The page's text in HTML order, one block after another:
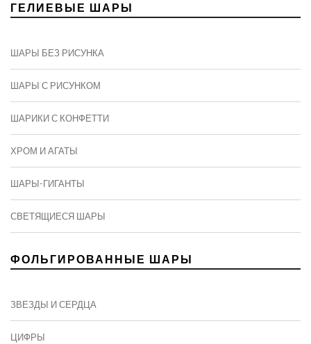
ГЕЛИЕВЫЕ ШАРЫ
ШАРЫ БЕЗ РИСУНКА
ШАРЫ С РИСУНКОМ
ШАРИКИ С КОНФЕТТИ
ХРОМ И АГАТЫ
ШАРЫ-ГИГАНТЫ
СВЕТЯЩИЕСЯ ШАРЫ
ФОЛЬГИРОВАННЫЕ ШАРЫ
ЗВЕЗДЫ И СЕРДЦА
ЦИФРЫ